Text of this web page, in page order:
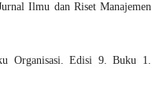
Ilmu dan Riset Manajemen
Organisasi. Edisi 9. Buku 1.